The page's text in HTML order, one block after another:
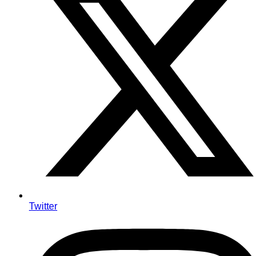
Twitter